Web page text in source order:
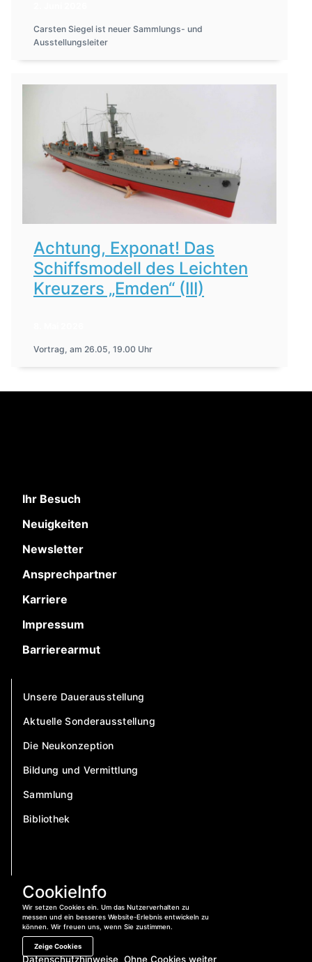
CookieInfo
Wir setzen Cookies ein. Um das Nutzerverhalten zu
messen und ein besseres Website-Erlebnis entwickeln zu
können. Wir freuen uns, wenn Sie zustimmen.
Zeige Cookies
Datenschutzhinweise Ohne Cookies weiter
Carsten Siegel ist neuer Sammlungs- und
Ausstellungsleiter
Achtung, Exponat! Das
Schiffsmodell des Leichten
Kreuzers „Emden“ (III)
Vortrag, am 26.05, 19.00 Uhr
Ihr Besuch
Neuigkeiten
Newsletter
Ansprechpartner
Karriere
Impressum
Barrierearmut
Unsere Dauerausstellung
Aktuelle Sonderausstellung
Die Neukonzeption
Bildung und Vermittlung
Sammlung
Bibliothek